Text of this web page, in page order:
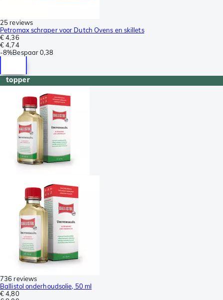
25 reviews
Petromax schraper voor Dutch Ovens en skillets
€ 4,36
€ 4,74
-8%Bespaar0,38
topper
736 reviews
Ballistol onderhoudsolie, 50 ml
€ 4,80